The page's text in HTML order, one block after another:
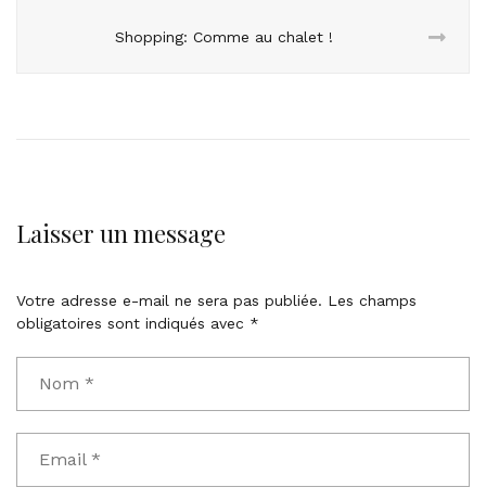
Shopping: Comme au chalet !
Laisser un message
Votre adresse e-mail ne sera pas publiée. Les champs
obligatoires sont indiqués avec *